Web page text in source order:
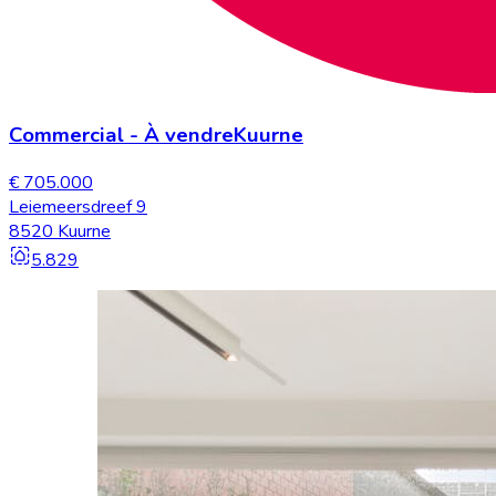
Commercial - À vendreKuurne
€ 705.000
Leiemeersdreef 9
8520 Kuurne
5.829